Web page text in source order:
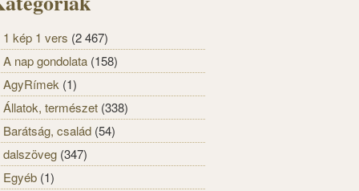
1 kép 1 vers (2 467)
A nap gondolata (158)
AgyRímek (1)
Állatok, természet (338)
Barátság, család (54)
dalszöveg (347)
Egyéb (1)